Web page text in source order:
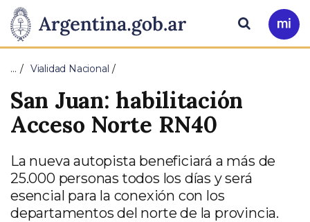
Presidencia
de
la
Nación
Pasar al contenido principal
Ir
a
Buscar
… Vialidad Nacional
San Juan: habilitación
Acceso Norte RN40
La nueva autopista beneficiará a más de
25.000 personas todos los días y será
esencial para la conexión con los
departamentos del norte de la provincia.